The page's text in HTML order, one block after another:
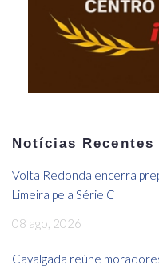
Notícias Recentes
Volta Redonda encerra
Limeira pela Série C
08 ago, 2026
Cavalgada reúne